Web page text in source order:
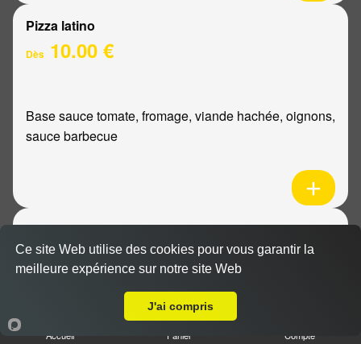
Pizza latino
Dès 10.00 €
Base sauce tomate, fromage, viande hachée, oignons,
sauce barbecue
Pizza mexicaine
Dès10.00 €
Base sauce tomate, fromage, poulet, pommes de
terre, ananas, sauce barbecue
Accueil Panier Compte
Ce site Web utilise des cookies pour vous garantir la
meilleure expérience sur notre site Web
J'ai compris